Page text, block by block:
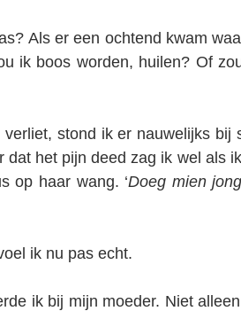
Als er een ochtend kwam
ik boos worden, huilen? Of
stond ik er nauwelijks bij
het pijn deed zag ik wel als
op haar wang. ‘Doeg mien
ik nu pas echt.
ik bij mijn moeder. Niet